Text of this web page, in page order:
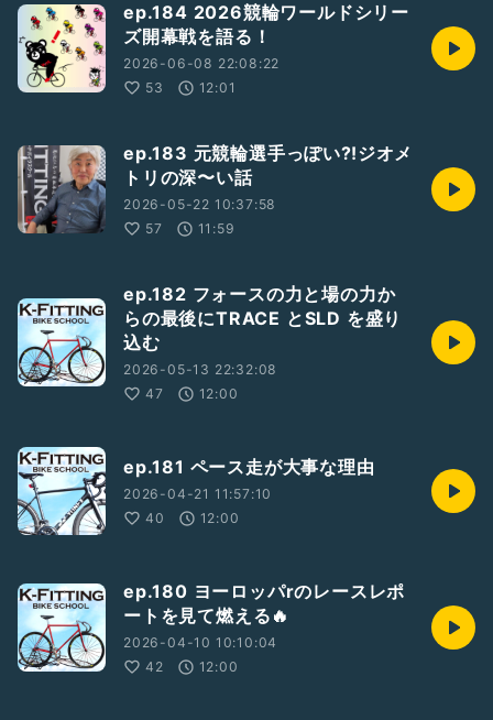
ep.184 2026競輪ワールドシリー
ズ開幕戦を語る！
2026-06-08 22:08:22
53
12:01
ep.183 元競輪選手っぽい⁈ジオメ
トリの深〜い話
2026-05-22 10:37:58
57
11:59
ep.182 フォースの力と場の力か
らの最後にTRACE とSLD を盛り
込む
2026-05-13 22:32:08
47
12:00
ep.181 ペース走が大事な理由
2026-04-21 11:57:10
40
12:00
ep.180 ヨーロッパrのレースレポ
ートを見て燃える🔥
2026-04-10 10:10:04
42
12:00